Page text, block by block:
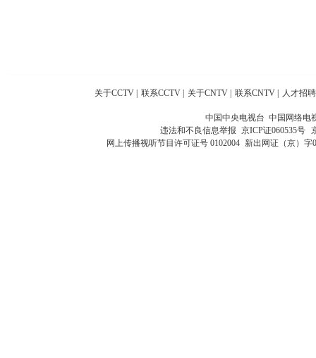
关于CCTV 联系CCTV 关于CNTV 联系CNTV 人才招聘
中国中央电视台 中国网络电
违法和不良信息举报 京ICP证060535号
网上传播视听节目许可证号 0102004 新出网证（京）